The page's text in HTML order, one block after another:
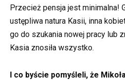
Przecież pensja jest minimalna!
ustępliwa natura Kasii, inna
go do szukania nowej pracy lub
Kasia znosiła wszystko.
I co byście pomyśleli, że